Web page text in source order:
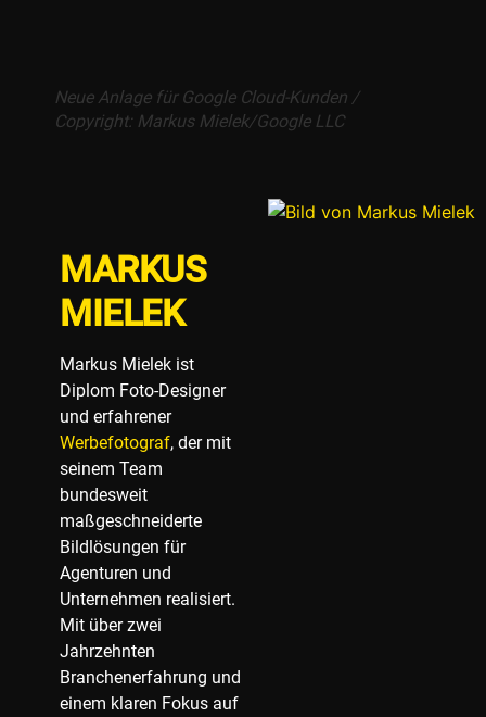
Neue Anlage für Google Cloud-Kunden /
Copyright: Markus Mielek/Google LLC
MARKUS
MIELEK
Markus Mielek ist
Diplom Foto-Designer
und erfahrener
Werbefotograf, der mit
seinem Team
bundesweit
maßgeschneiderte
Bildlösungen für
Agenturen und
Unternehmen realisiert.
Mit über zwei
Jahrzehnten
Branchenerfahrung und
einem klaren Fokus auf